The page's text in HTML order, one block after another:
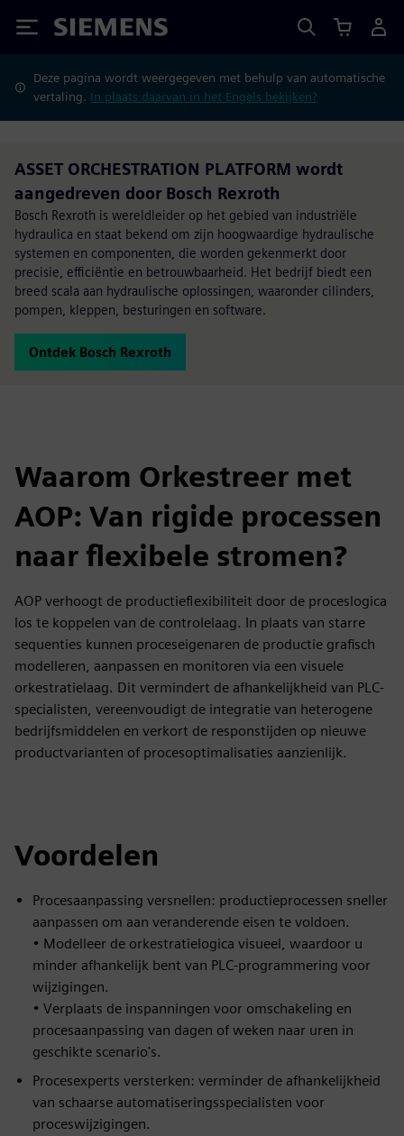
Siemens
Deze pagina wordt weergegeven met behulp van automatische
vertaling. In plaats daarvan in het Engels bekijken?
ASSET ORCHESTRATION PLATFORM wordt
aangedreven door Bosch Rexroth
Bosch Rexroth is wereldleider op het gebied van industriële
hydraulica en staat bekend om zijn hoogwaardige hydraulische
systemen en componenten, die worden gekenmerkt door
precisie, efficiëntie en betrouwbaarheid. Het bedrijf biedt een
breed scala aan hydraulische oplossingen, waaronder cilinders,
pompen, kleppen, besturingen en software.
Ontdek Bosch Rexroth
Waarom Orkestreer met
AOP: Van rigide processen
naar flexibele stromen?
AOP verhoogt de productieflexibiliteit door de proceslogica
los te koppelen van de controlelaag. In plaats van starre
sequenties kunnen proceseigenaren de productie grafisch
modelleren, aanpassen en monitoren via een visuele
orkestratielaag. Dit vermindert de afhankelijkheid van PLC-
specialisten, vereenvoudigt de integratie van heterogene
bedrijfsmiddelen en verkort de responstijden op nieuwe
productvarianten of procesoptimalisaties aanzienlijk.
Voordelen
Procesaanpassing versnellen: productieprocessen sneller
aanpassen om aan veranderende eisen te voldoen.
• Modelleer de orkestratielogica visueel, waardoor u
minder afhankelijk bent van PLC-programmering voor
wijzigingen.
• Verplaats de inspanningen voor omschakeling en
procesaanpassing van dagen of weken naar uren in
geschikte scenario's.
Procesexperts versterken: verminder de afhankelijkheid
van schaarse automatiseringsspecialisten voor
proceswijzigingen.